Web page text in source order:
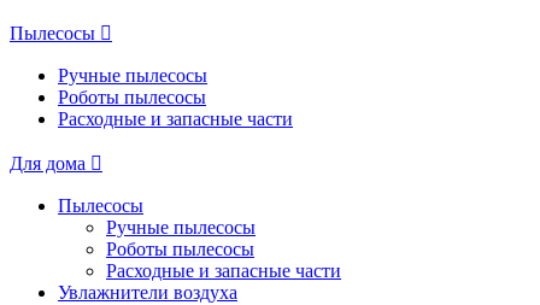
Пылесосы
Ручные пылесосы
Роботы пылесосы
Расходные и запасные части
Для дома
Пылесосы
Ручные пылесосы
Роботы пылесосы
Расходные и запасные части
Увлажнители воздуха